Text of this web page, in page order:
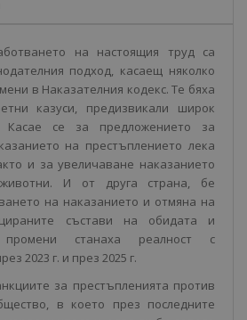
на настоящия труд са
подход, касаещ няколко
в Наказателния кодекс. Те бяха
казуси, предизвикали широк
Касае се за предложението за
на престъплението лека
и за увеличаване наказанието
И от друга страна, бе
на наказанието и отмяна на
състави на обидата и
промени станаха реалност с
2023 г. и през 2025 г.
за престъпленията против
в което през последните